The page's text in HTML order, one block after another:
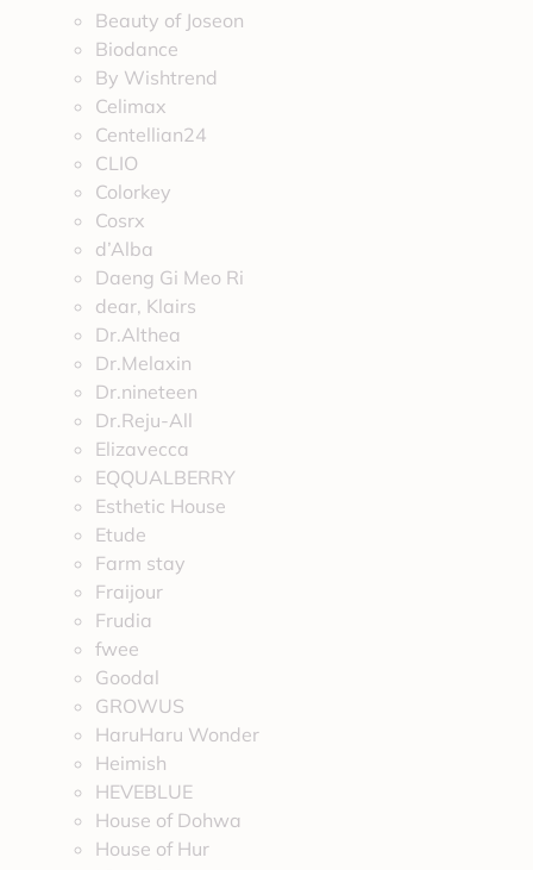
Beauty of Joseon
Biodance
By Wishtrend
Celimax
Centellian24
CLIO
Colorkey
Cosrx
d’Alba
Daeng Gi Meo Ri
dear, Klairs
Dr.Althea
Dr.Melaxin
Dr.nineteen
Dr.Reju-All
Elizavecca
EQQUALBERRY
Esthetic House
Etude
Farm stay
Fraijour
Frudia
fwee
Goodal
GROWUS
HaruHaru Wonder
Heimish
HEVEBLUE
House of Dohwa
House of Hur